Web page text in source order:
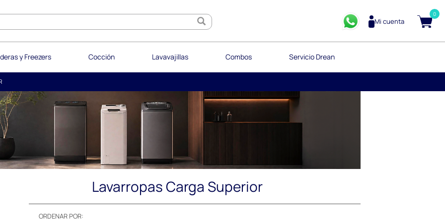
Mi cuenta
0
y Freezers Cocción Lavavajillas Combos Servicio Drean
Lavarropas Carga Superior
ORDENAR POR: